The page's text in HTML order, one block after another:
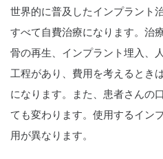
世界的に普及したインプラント
すべて自費治療になります。治
骨の再生、インプラント埋入、
工程があり、費用を考えるとき
になります。また、患者さんの
ても変わります。使用するイン
用が異なります。